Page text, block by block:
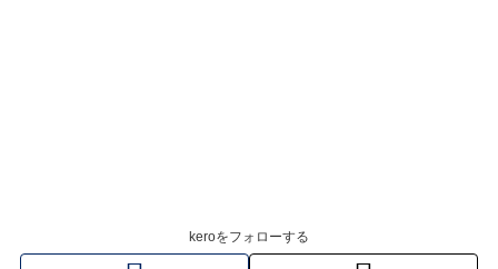
keroをフォローする